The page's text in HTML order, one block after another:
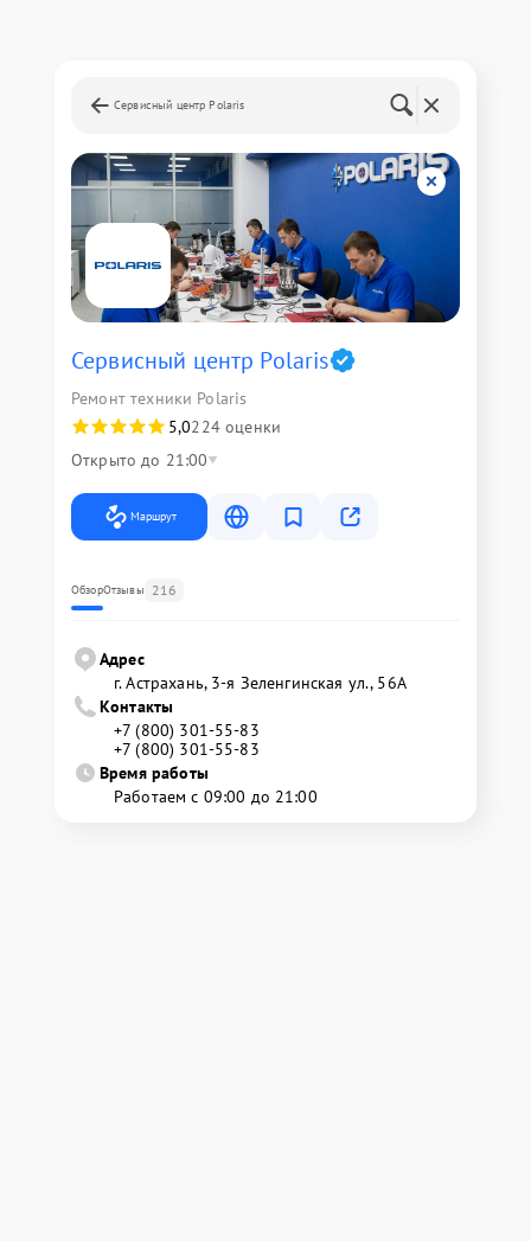
Сервисный центр Polaris
Сервисный центр Polaris
Ремонт техники Polaris
5,0224 оценки
Открыто до 21:00
Маршрут
ОбзорОтзывы 216
Адрес
г. Астрахань, 3-я Зеленгинская ул., 56А
Контакты
+7 (800) 301-55-83
+7 (800) 301-55-83
Время работы
Работаем с 09:00 до 21:00